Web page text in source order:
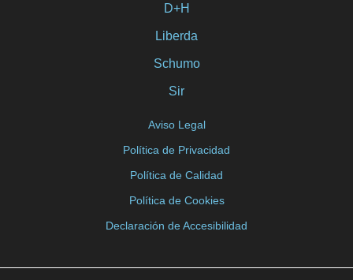
D+H
Liberda
Schumo
Sir
Aviso Legal
Política de Privacidad
Política de Calidad
Política de Cookies
Declaración de Accesibilidad